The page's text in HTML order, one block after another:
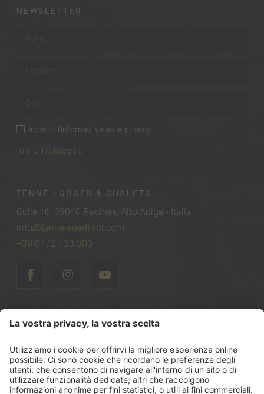
NEWSLETTER
privacy*
accetto l’informativa sulla privacy
invia richiesta
TENNE LODGES & CHALETS
Colle 16, 39040 Racines, Alto Adige - Italia
info@tenne-suedtirol.com
+39 0472 433 300